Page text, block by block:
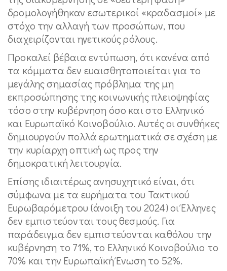
δρομολογήθηκαν εσωτερικοί «κραδασμοί» με
στόχο την αλλαγή των προσώπων, που
διαχειρίζονται ηγετικούς ρόλους.
Προκαλεί βέβαια εντύπωση, ότι κανένα από
τα κόμματα δεν ευαισθητοποιείται για το
μεγάλης σημασίας πρόβλημα της μη
εκπροσώπησης της κοινωνικής πλειοψηφίας
τόσο στην κυβέρνηση όσο και στο Ελληνικό
και Ευρωπαϊκό Κοινοβούλιο. Αυτές οι συνθήκες
δημιουργούν πολλά ερωτηματικά σε σχέση με
την κυρίαρχη οπτική ως προς την
δημοκρατική λειτουργία.
Επίσης ιδιαιτέρως ανησυχητικό είναι, ότι
σύμφωνα με τα ευρήματα του Τακτικού
Ευρωβαρόμετρου (άνοιξη του 2024) οι Έλληνες
δεν εμπιστεύονται τους θεσμούς. Για
παράδειγμα δεν εμπιστεύονται καθόλου την
κυβέρνηση το 71%, το Ελληνικό Κοινοβούλιο το
70% και την Ευρωπαϊκή Ένωση το 52%.